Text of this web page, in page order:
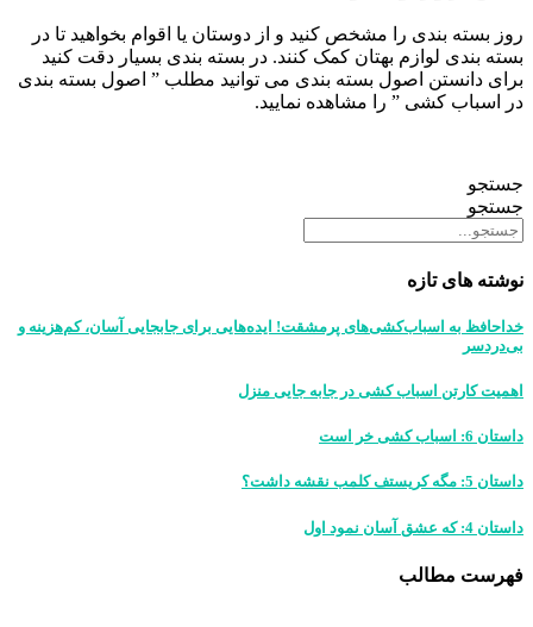
روز بسته بندی را مشخص کنید و از دوستان یا اقوام بخواهید تا در
بسته بندی لوازم بهتان کمک کنند. در بسته بندی بسیار دقت کنید
برای دانستن اصول بسته بندی می توانید مطلب ” اصول بسته بندی
در اسباب کشی ” را مشاهده نمایید.
جستجو
جستجو
نوشته های تازه
خداحافظ به اسباب‌کشی‌های پرمشقت! ایده‌هایی برای جابجایی آسان، کم‌هزینه و
بی‌دردسر
اهمیت کارتن‌ اسباب‌ کشی در جابه‌ جایی منزل
داستان 6: اسباب کشی خر است
داستان 5: مگه کریستف کلمب نقشه داشت؟
داستان 4: که عشق آسان نمود اول
فهرست مطالب